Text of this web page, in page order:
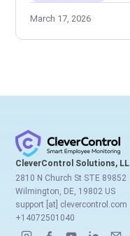
March 17, 2026
CleverControl Solutions,
2810 N Church St STE 89852
Wilmington, DE, 19802 US
support [at] clevercontrol.com
+14072501040